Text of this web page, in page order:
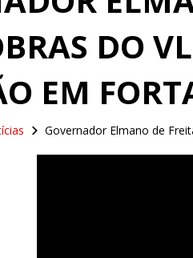
DO
EM
Governador Elmano de